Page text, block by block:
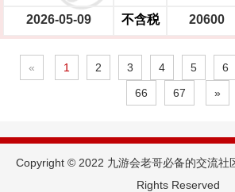
2026-05-09 不含税 20600
« 1 2 3 4 5 6
66
67 »
Copyright © 2022 九游会老哥必备的交流社
Rights Reserved